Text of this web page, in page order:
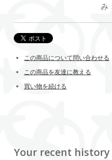
み
この商品について問い合わせる
この商品を友達に教える
買い物を続ける
Your recent history